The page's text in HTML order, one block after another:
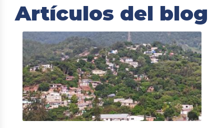
Artículos del blog